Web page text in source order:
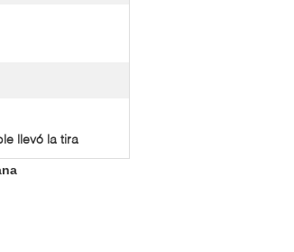
llevó la tira